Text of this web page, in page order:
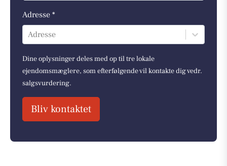
Adresse *
Adresse
Dine oplysninger deles med op til tre lokale
ejendomsmæglere, som efterfølgende vil kontakte dig vedr.
salgsvurdering.
Bliv kontaktet